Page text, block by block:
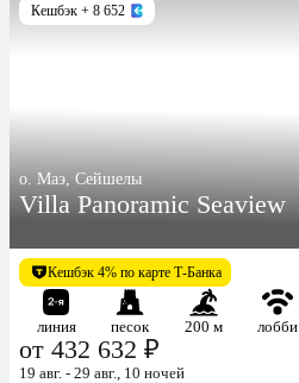
Кешбэк + 8 652
о. Маэ, Сейшелы
Villa Panoramic Seaview
Кешбэк 4% по карте Т-Банка
линия песок 200 м лобби
от 432 632 ₽
19 авг. - 29 авг., 10 ночей